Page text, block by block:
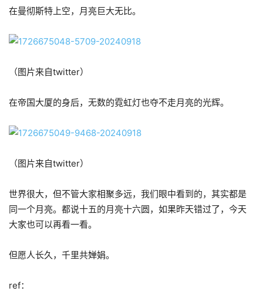
在曼彻斯特上空，月亮巨大无比。
（图片来自twitter）
在帝国大厦的身后，无数的霓虹灯也夺不走月亮的光辉。
（图片来自twitter）
世界很大，但不管大家相聚多远，我们眼中看到的，其实都是
同一个月亮。都说十五的月亮十六圆，如果昨天错过了，今天
大家也可以再看一看。
但愿人长久，千里共婵娟。
ref：